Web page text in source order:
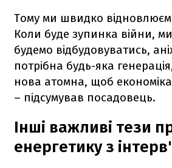
Тому ми швидко
Коли буде зупинка війни,
будемо відбудовуватись,
потрібна будь-яка
нова атомна, щоб
– підсумував посадовець.
Інші важливі тези
енергетику з